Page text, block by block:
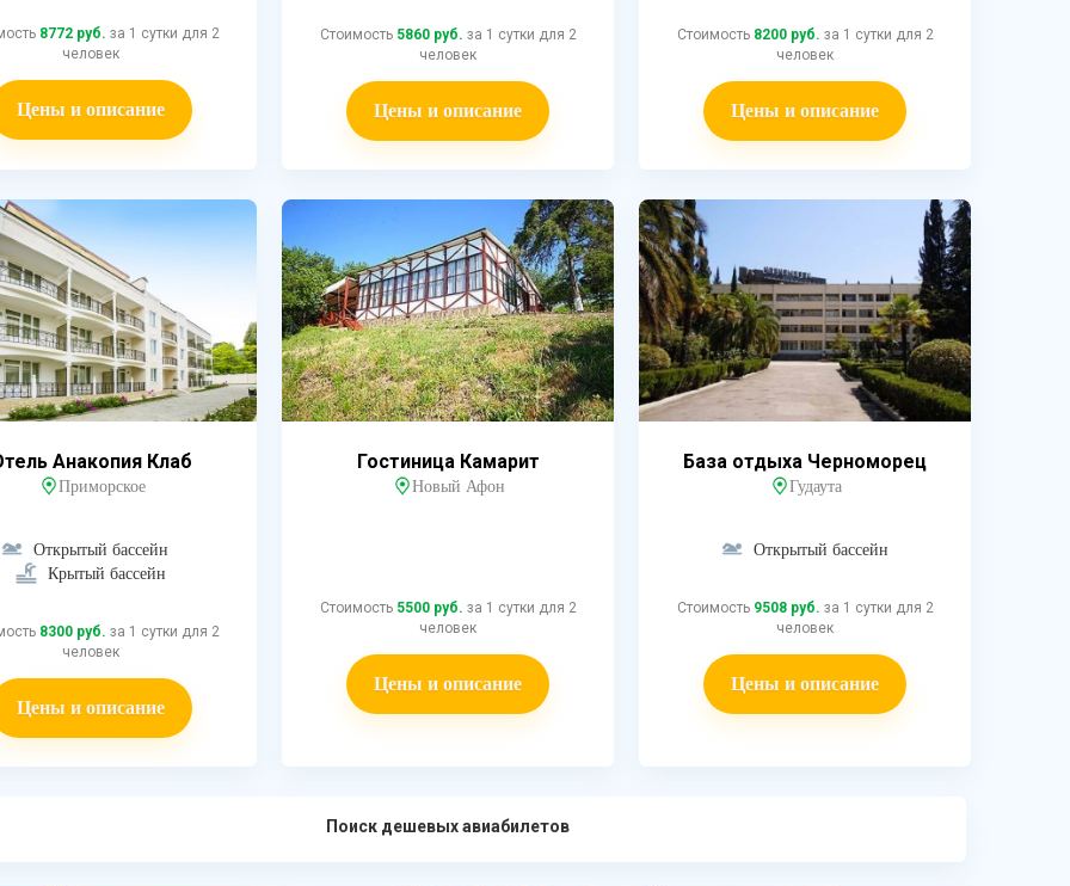
8772 руб. за 1 сутки для 2
человек
Цены и описание
Стоимость 5860 руб. за 1 сутки для 2
человек
Цены и описание
Стоимость 8200 руб. за 1 сутки для 2
человек
Цены и описание
Анакопия Клаб
Приморское
Открытый бассейн
Крытый бассейн
8300 руб. за 1 сутки для 2
человек
Цены и описание
Гостиница Камарит
Новый Афон
Стоимость 5500 руб. за 1 сутки для 2
человек
Цены и описание
База отдыха Черноморец
Гудаута
Открытый бассейн
Стоимость 9508 руб. за 1 сутки для 2
человек
Цены и описание
Поиск дешевых авиабилетов